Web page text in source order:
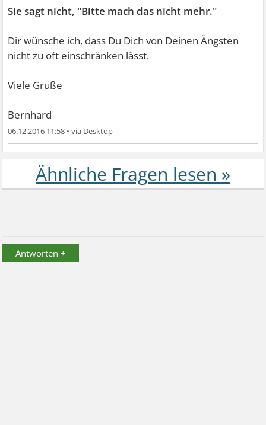
Sie sagt nicht, "Bitte mach das nicht mehr."
Dir wünsche ich, dass Du Dich von Deinen Ängsten
nicht zu oft einschränken lässt.
Viele Grüße
Bernhard
06.12.2016 11:58 •
Antworten +